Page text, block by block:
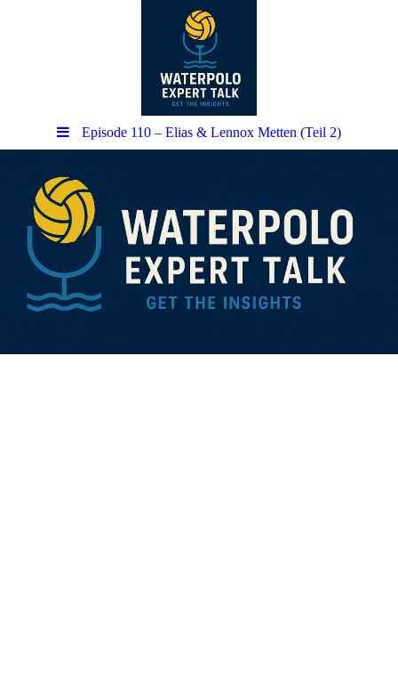
Episode 110 – Elias & Lennox Metten (Teil 2)